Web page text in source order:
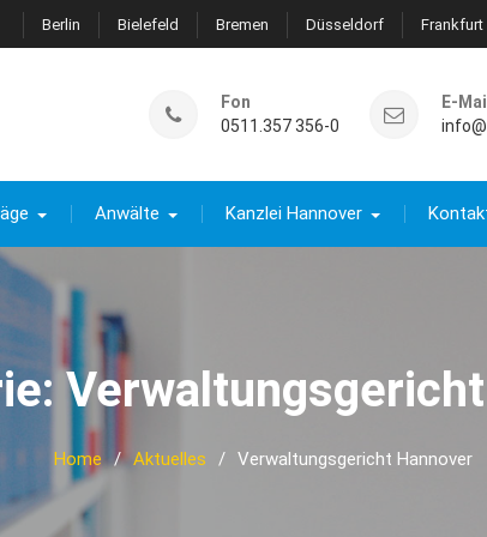
Berlin Bielefeld Bremen Düsseldorf Frankfurt
Fon
0511.357 356-0
E-Mail
Anwälte Kanzlei Hannover
Home Aktuelles Verwaltungsgericht Hannover